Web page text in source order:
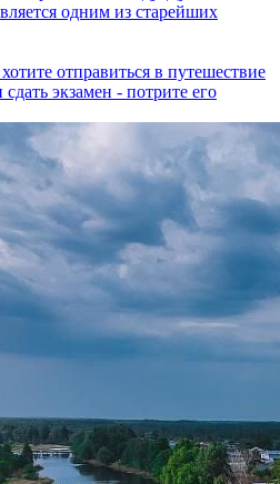
одним из старейших
отправиться в путешествие
экзамен - потрите его